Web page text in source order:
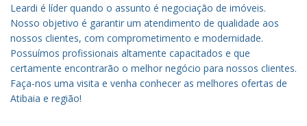
Leardi é líder quando o assunto é negociação de imóveis.
Nosso objetivo é garantir um atendimento de qualidade aos
nossos clientes, com comprometimento e modernidade.
Possuímos profissionais altamente capacitados e que
certamente encontrarão o melhor negócio para nossos clientes.
Faça-nos uma visita e venha conhecer as melhores ofertas de
Atibaia e região!